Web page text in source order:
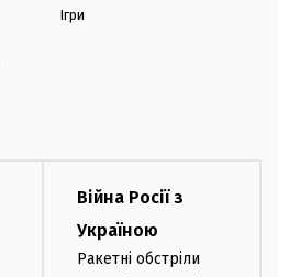
Ігри
Війна Росії з
Україною
Ракетні обстріли